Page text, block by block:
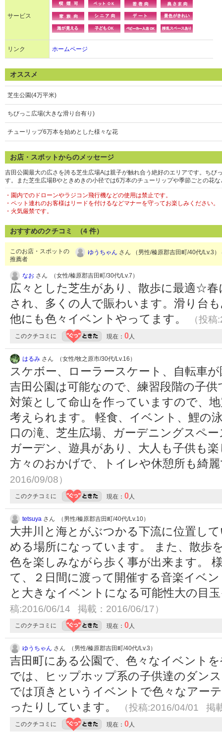
サービス
リンク ホームページ
オススメ
芝生公園(4万平米)
ちびっこ広場(大きな滑り台有り)
チューリップ6万本を始めとした様々な花
お店・スポットからのメッセージ
吉田公園最大の広さを誇る芝生広場Aは親子が触れ合う絶好のエリアです。ちび
す。また芝生広場Bやときめきの小径では6万本のチューリップや季節ごとの花
・園内でのドローンやラジコン飛行機などの使用は禁止です。
・ペット連れのお客様はリードを付けるなどマナーを守ってお楽しみください。
・火気厳禁です。
おすすめのクチコミ （4 件）
このお店・スポットの
推薦者
ゆうちゃん さん （男性/榛原郡吉田町/40代/Lv.3）
なお さん （女性/榛原郡吉田町/30代/Lv.7）
広々とした芝生があり、散歩に最適☆
され、多くの人で賑わいます。滑り台
他にも色々イベントやってます。
（投
このクチコミに 現在： 0人
はるみ さん （女性/牧之原市/30代/Lv.16）
スケボー、ローラースケート、自転車
吉田公園は可能なので、練習段階の子
対策として命山を作っていますので、
考えられます。 軽食、イベント、鯉の
口の滝、芝生広場、ガーデニングスペ
ガーデン、遊具があり、大人も子供も
方々のおかげで、トイレや休憩所も綺
2016/09/08）
このクチコミに 現在： 0人
tetsuya さん （男性/榛原郡吉田町/40代/Lv.10）
大井川と海とがぶつかる下流に位置し
める場所になっています。 また、散歩
色を楽しみながら歩く事が出来ます。
て、２日間に渡って開催する音楽イベ
と大きなイベントになる可能性大の目
稿:2016/06/14 掲載：2016/06/17）
このクチコミに 現在： 0人
ゆうちゃん さん （男性/榛原郡吉田町/40代/Lv.3）
吉田町にある公園で、色々なイベント
では、ヒップホップ系の子供達のダン
では頂きというイベントで色々なアー
ったりしています。
（投稿:2016/04/01 掲
このクチコミに 現在： 0人